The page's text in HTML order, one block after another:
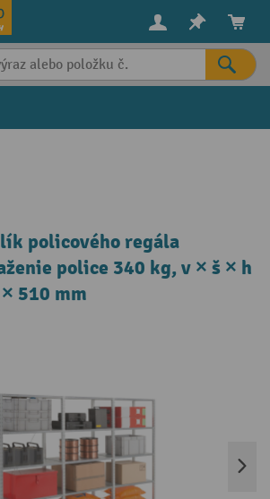
policového regála
police 340 kg, v × š × h
510 mm